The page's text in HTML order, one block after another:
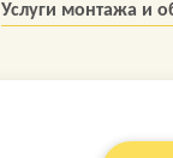
Услуги монтажа и